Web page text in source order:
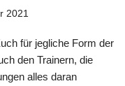
2021
für jegliche Form der
den Trainern, die
alles daran